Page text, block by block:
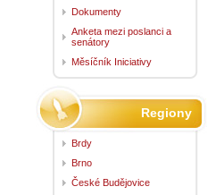
Dokumenty
Anketa mezi poslanci a
senátory
Měsíčník Iniciativy
Regiony
Brdy
Brno
České Budějovice